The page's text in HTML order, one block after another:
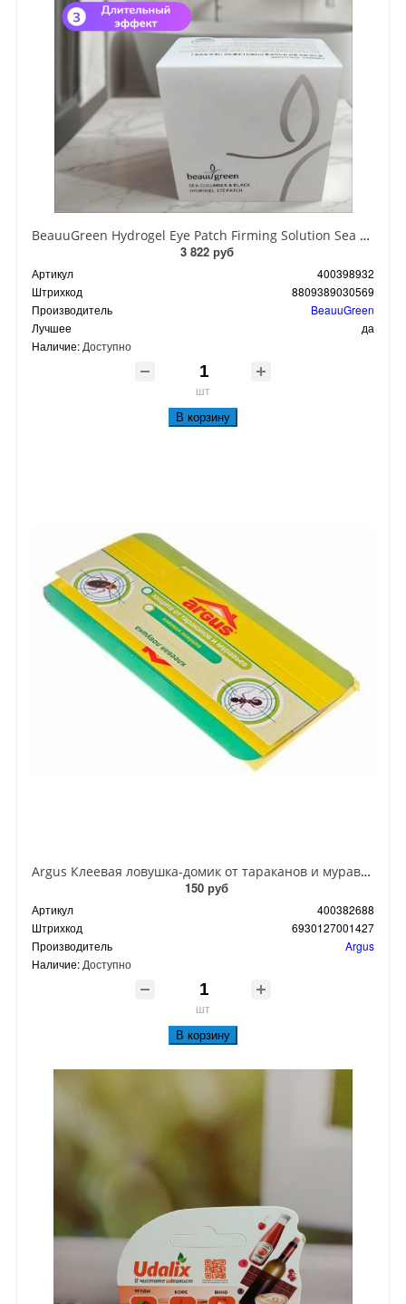
BeauuGreen Hydrogel Eye Patch Firming Solution Sea Cocumber & Black Гидрогелевые патчи для кожи вокруг глаз с экстрактом черного морского огурца 60 шт 90 гр
3 822 руб
Артикул
400398932
Штрихкод
8809389030569
Производитель
BeauuGreen
Лучшее
да
Наличие: Доступно
шт
В корзину
Argus Клеевая ловушка-домик от тараканов и муравьев
150 руб
Артикул
400382688
Штрихкод
6930127001427
Производитель
Argus
Наличие: Доступно
шт
В корзину